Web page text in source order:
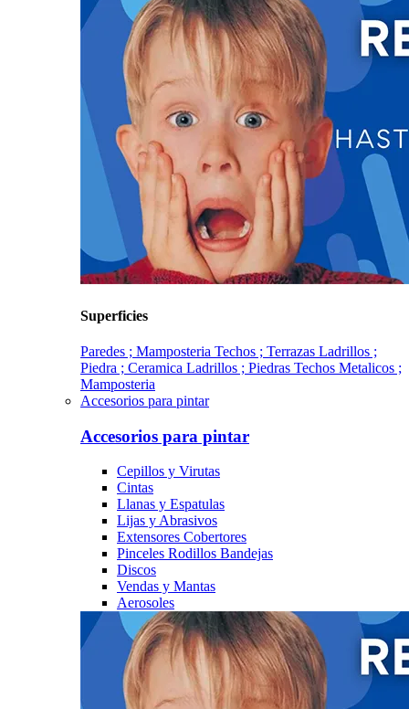
Superficies
Paredes ; Mamposteria Techos ; Terrazas Ladrillos ;
Piedra ; Ceramica Ladrillos ; Piedras Techos Metalicos ;
Mamposteria
Accesorios para pintar
Accesorios para pintar
Cepillos y Virutas
Cintas
Llanas y Espatulas
Lijas y Abrasivos
Extensores Cobertores
Pinceles Rodillos Bandejas
Discos
Vendas y Mantas
Aerosoles